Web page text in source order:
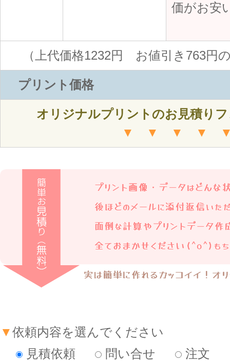
価がお安
（上代価格1232円 お値引き763円
プリント価格
オリジナルプリントのお見積り
▼ ▼ ▼ ▼
▼依頼内容を選んでください
見積依頼
問い合せ 注文